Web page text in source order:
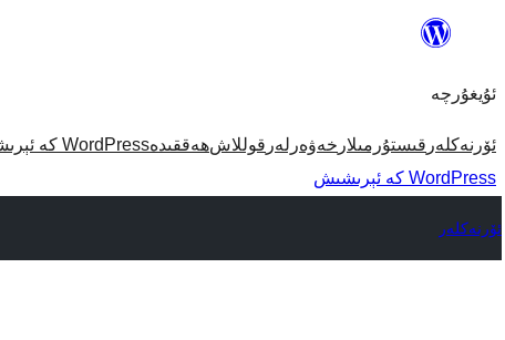
مەزمۇنغا
ئۇيغۇرچە
ئۆرنەكلەر قىستۇرمىلار خەۋەرلەر قوللاشھەققىدەWordPress كە ئېرىشىش
WordPress كە ئېرىشىش
ئۆرنەكلەر